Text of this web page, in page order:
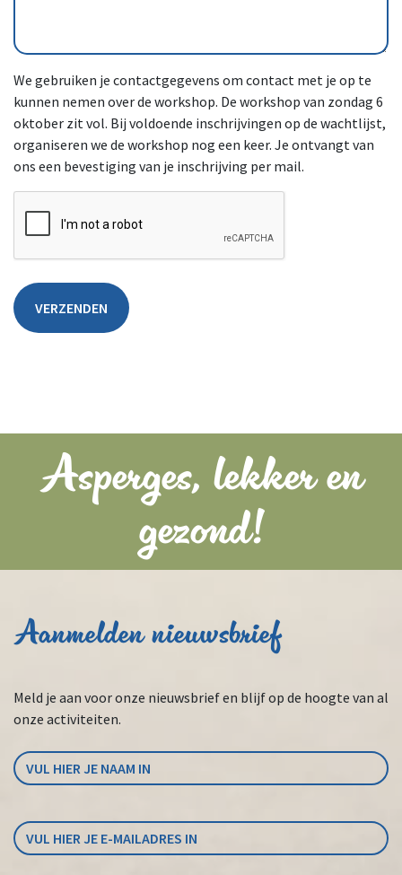
We gebruiken je contactgegevens om contact met je op te
kunnen nemen over de workshop. De workshop van zondag 6
oktober zit vol. Bij voldoende inschrijvingen op de wachtlijst,
organiseren we de workshop nog een keer. Je ontvangt van
ons een bevestiging van je inschrijving per mail.
Asperges, lekker en
gezond!
Aanmelden nieuwsbrief
Meld je aan voor onze nieuwsbrief en blijf op de hoogte van al
onze activiteiten.